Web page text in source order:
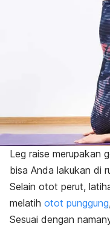
Leg raise merupakan
bisa Anda lakukan di
Selain otot perut,
melatih otot punggung
Sesuai dengan